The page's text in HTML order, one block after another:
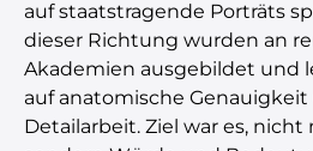
auf staatstragende Porträts
dieser Richtung wurden an
Akademien ausgebildet und
auf anatomische
Detailarbeit. Ziel war es,